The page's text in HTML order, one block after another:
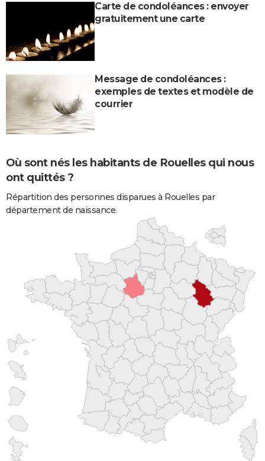
Carte de condoléances : envoyer
gratuitement une carte
Message de condoléances :
exemples de textes et modèle de
courrier
Où sont nés les habitants de Rouelles qui nous
ont quittés ?
Répartition des personnes disparues à Rouelles par
département de naissance.